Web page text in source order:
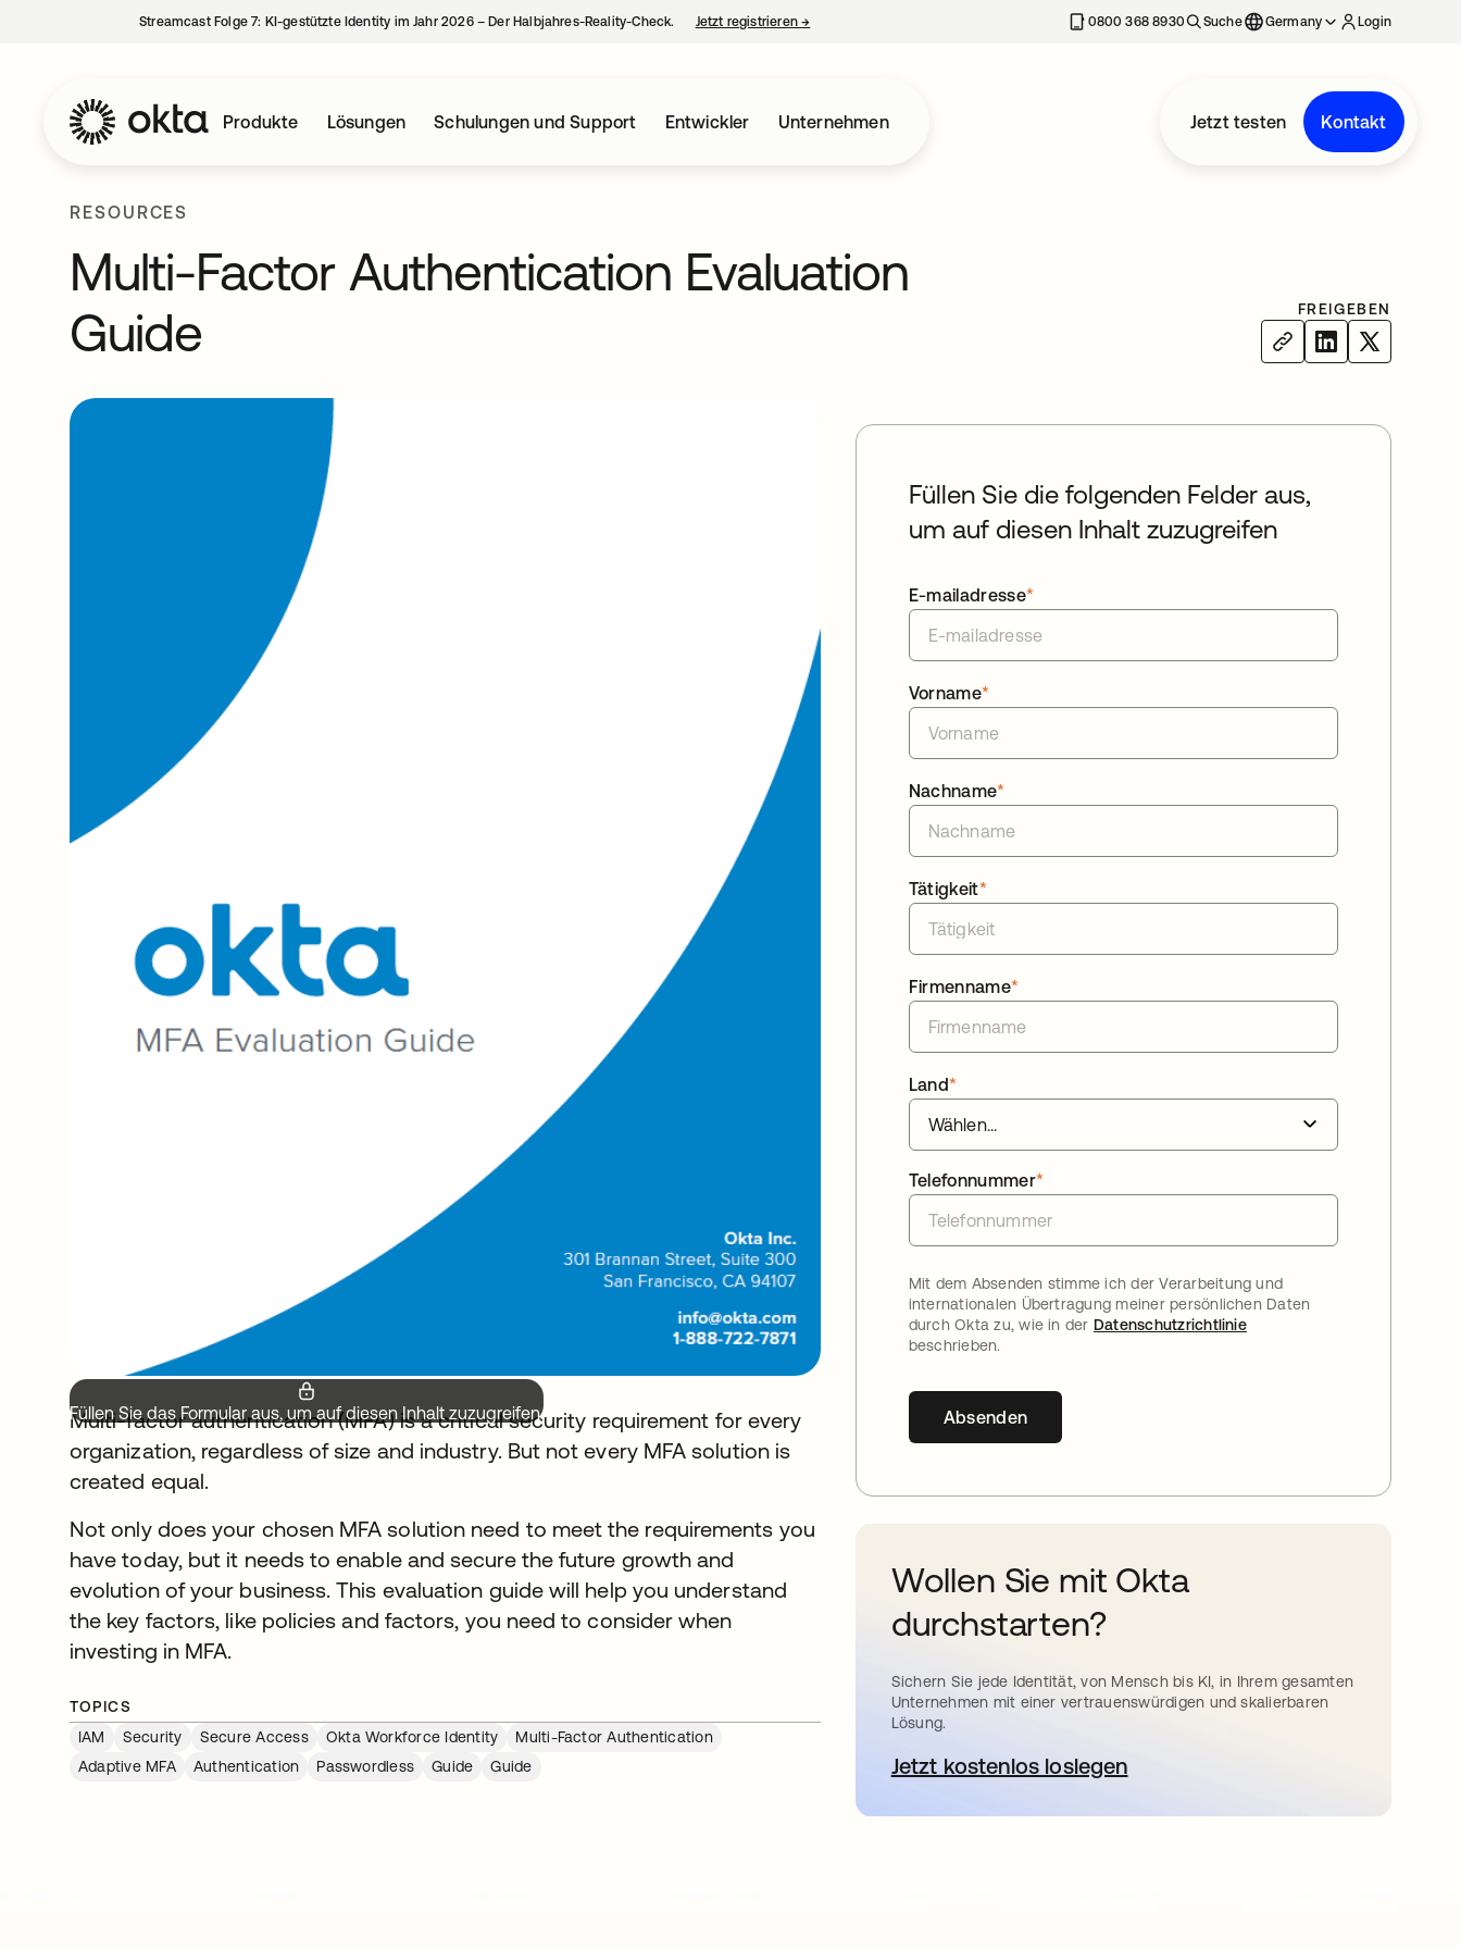
Streamcast Folge 7: KI-gestützte Identity im Jahr 2026 – Der Halbjahres-Reality-Check. Jetzt registrieren→ 0800 368 8930 Suche Germany Login
Produkte Lösungen Schulungen und Support Entwickler Unternehmen Jetzt testen Kontakt
RESOURCES
Multi-Factor Authentication Evaluation
Guide
FREIGEBEN
Füllen Sie das Formular aus, um auf diesen Inhalt zuzugreifen.
Multi-factor authentication (MFA) is a critical security requirement for every
organization, regardless of size and industry. But not every MFA solution is
created equal.
Not only does your chosen MFA solution need to meet the requirements you
have today, but it needs to enable and secure the future growth and
evolution of your business. This evaluation guide will help you understand
the key factors, like policies and factors, you need to consider when
investing in MFA.
TOPICS
IAM
Security Secure Access Okta Workforce Identity
Multi-Factor Authentication
Adaptive MFA
Authentication Passwordless Guide Guide
Füllen Sie die folgenden Felder aus,
um auf diesen Inhalt zuzugreifen
*
E-mailadresse
*
Vorname
*
Nachname
*
Tätigkeit
*
Firmenname
*
Land
*
Telefonnummer
Mit dem Absenden stimme ich der Verarbeitung und
internationalen Übertragung meiner persönlichen Daten
durch Okta zu, wie in der Datenschutzrichtlinie
beschrieben.
Absenden
Wollen Sie mit Okta
durchstarten?
Sichern Sie jede Identität, von Mensch bis KI, in Ihrem gesamten
Unternehmen mit einer vertrauenswürdigen und skalierbaren
Lösung.
Jetzt kostenlos loslegenwird in einer neuen Registerkarte geöffnet